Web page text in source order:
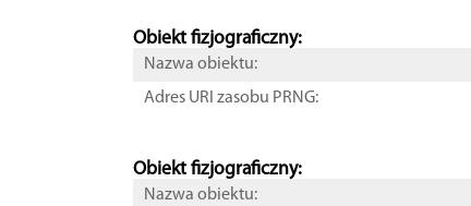
Obiekt fizjograficzny:
Nazwa obiektu:
Adres URI zasobu PRNG:
Obiekt fizjograficzny:
Nazwa obiektu: